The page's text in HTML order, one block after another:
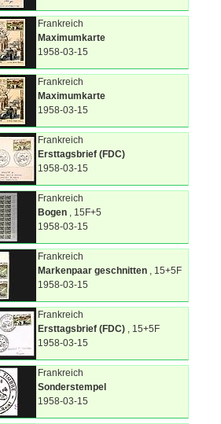
Frankreich
Maximumkarte
1958-03-15
Frankreich
Maximumkarte
1958-03-15
Frankreich
Ersttagsbrief (FDC)
1958-03-15
Frankreich
Bogen , 15F+5
1958-03-15
Frankreich
Markenpaar geschnitten , 15+5F
1958-03-15
Frankreich
Ersttagsbrief (FDC) , 15+5F
1958-03-15
Frankreich
Sonderstempel
1958-03-15